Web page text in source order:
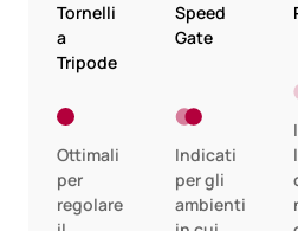
Tornelli
a
Tripode
Ottimali
per
regolare
Speed
Gate
Indicati
per gli
ambienti